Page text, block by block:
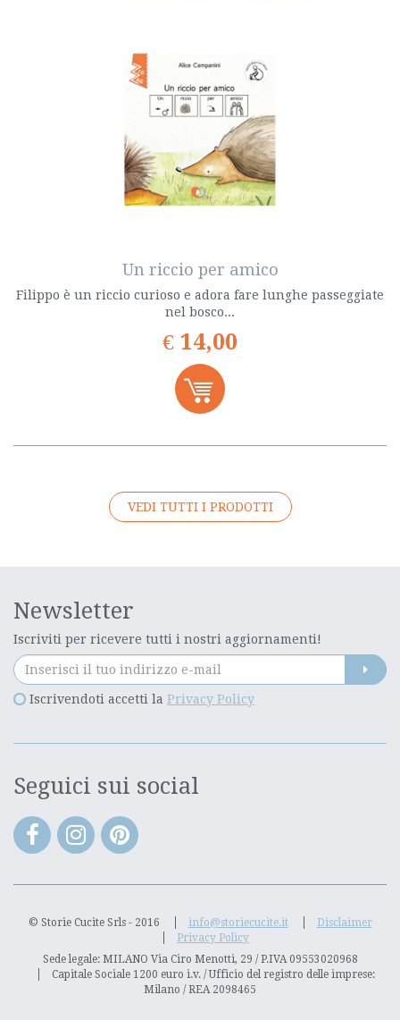
Un riccio per amico
Filippo è un riccio curioso e adora fare lunghe passeggiate
nel bosco...
€ 14,00
VEDI TUTTI I PRODOTTI
Newsletter
Iscriviti per ricevere tutti i nostri aggiornamenti!
Iscrivendoti accetti la Privacy Policy
Seguici sui social
© Storie Cucite Srls - 2016 info@storiecucite.it
Disclaimer
Privacy Policy
Sede legale: MILANO Via Ciro Menotti, 29 / P.IVA 09553020968
Capitale Sociale 1200 euro i.v. / Ufficio del registro delle imprese:
Milano / REA 2098465